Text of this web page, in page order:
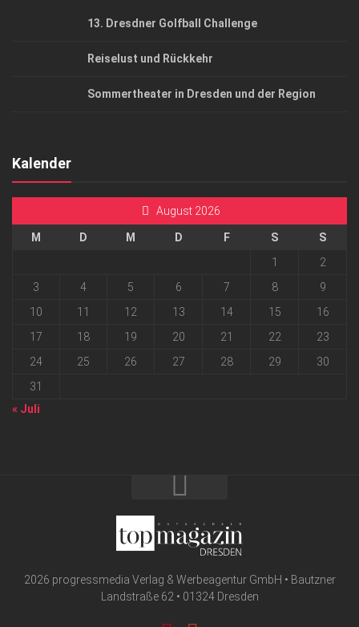
13. Dresdner Golfball Challenge
Reiselust und Rückkehr
Sommertheater in Dresden und der Region
Kalender
August 2026
M D M D F S
S
1
2
3
4 5 6 7 8
9
10
11 12 13 14 15
16
17
18 19 20 21 22
23
24
25 26 27 28 29
30
31
« Juli
2026 progressmedia Verlag & Werbeagentur GmbH • Bautzner
Landstraße 62 • 01324 Dresden